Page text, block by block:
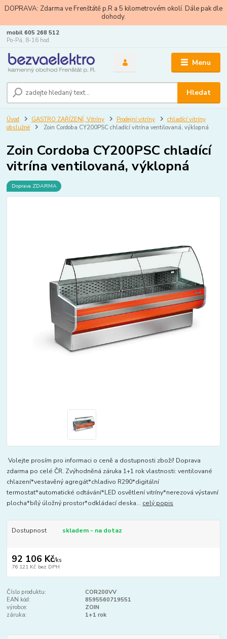
DOPRAVA: Zdarma ve Frenštátě p.R a 5 kilometrovém okolí. Dále pak dle
dohody.
Menu
Hledat
mobil 605 268 512
Po-Pá, 8-16 hod.
Úvod GASTRO ZAŘÍZENÍ, Vitríny Prodejní vitríny
chladící vitríny
obslužné
Zoin Cordoba CY200PSC chladící vitrína ventilovaná, výklopná
Zoin Cordoba CY200PSC chladící
vitrína ventilovaná, výklopná
Doprava ZDARMA
Volejte prosím pro informaci o ceně a dostupnosti zboží! Doprava
zdarma po celé ČR. Zvýhodněná záruka 1+1 rok vlastnosti: ventilované
chlazení*vestavěný agregát*chladivo R290*digitální
termostat*automatické odtávání*LED osvětlení vitríny*nerezová výstavní
plocha*bílý úložný prostor*odkládací deska... celý popis
Dostupnost skladem - na dotaz
92 106 Kč/ks
76 121 Kč bez DPH
Číslo produktu:
COR200VV
EAN kód:
8595560719551
výrobce:
ZOIN
záruka:
1+1 rok